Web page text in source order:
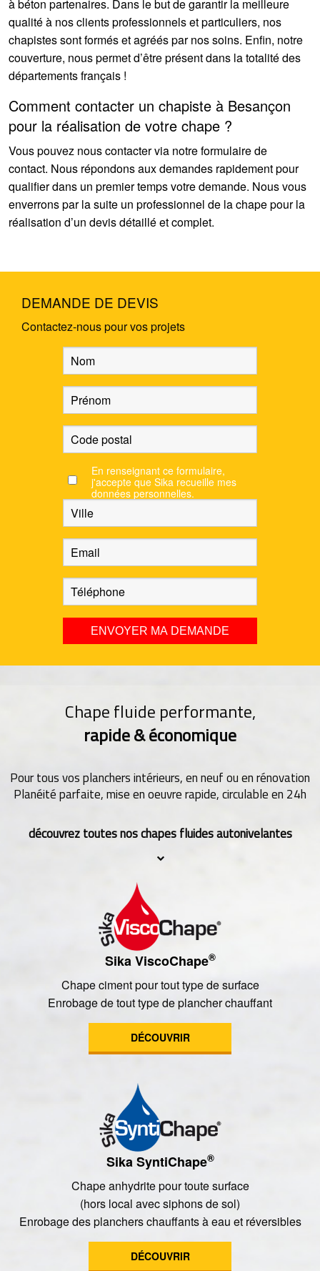
à béton partenaires. Dans le but de garantir la meilleure
qualité à nos clients professionnels et particuliers, nos
chapistes sont formés et agréés par nos soins. Enfin, notre
couverture, nous permet d’être présent dans la totalité des
départements français !
Comment contacter un chapiste à Besançon
pour la réalisation de votre chape ?
Vous pouvez nous contacter via notre formulaire de
contact. Nous répondons aux demandes rapidement pour
qualifier dans un premier temps votre demande. Nous vous
enverrons par la suite un professionnel de la chape pour la
réalisation d’un devis détaillé et complet.
DEMANDE DE DEVIS
Contactez-nous pour vos projets
En renseignant ce formulaire,
j'accepte que Sika recueille mes
données personnelles.
Chape fluide performante,
rapide & économique
Pour tous vos planchers intérieurs, en neuf ou en rénovation
Planéité parfaite, mise en oeuvre rapide, circulable en 24h
découvrez toutes nos chapes fluides autonivelantes
Sika ViscoChape®
Chape ciment pour tout type de surface
Enrobage de tout type de plancher chauffant
DÉCOUVRIR
Sika SyntiChape®
Chape anhydrite pour toute surface
(hors local avec siphons de sol)
Enrobage des planchers chauffants à eau et réversibles
DÉCOUVRIR